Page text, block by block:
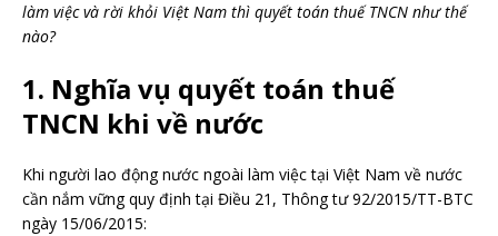
làm việc và rời khỏi Việt Nam thì quyết toán thuế TNCN như thế
nào?
1. Nghĩa vụ quyết toán thuế
TNCN khi về nước
Khi người lao động nước ngoài làm việc tại Việt Nam về nước
cần nắm vững quy định tại Điều 21, Thông tư 92/2015/TT-BTC
ngày 15/06/2015: